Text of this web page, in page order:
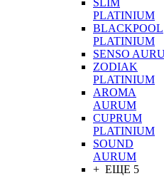
SLIM
PLATINIUM
BLACKPOOL
PLATINIUM
SENSO
ZODIAK
PLATINIUM
AROMA
AURUM
CUPRUM
PLATINIUM
SOUND
AURUM
+ ЕЩЕ 5